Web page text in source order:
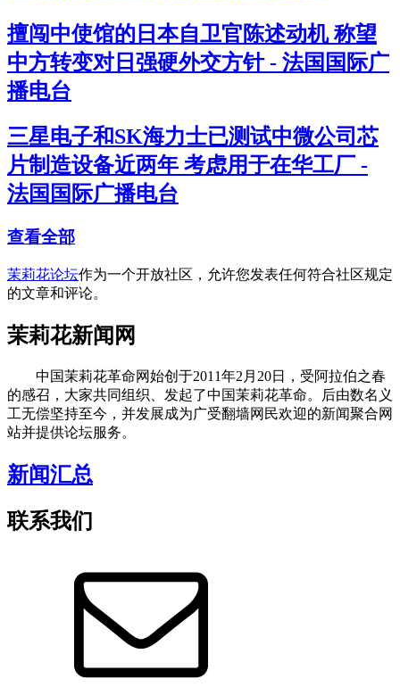
擅闯中使馆的日本自卫官陈述动机 称望
中方转变对日强硬外交方针 - 法国国际广
播电台
三星电子和SK海力士已测试中微公司芯
片制造设备近两年 考虑用于在华工厂 -
法国国际广播电台
查看全部
茉莉花论坛作为一个开放社区，允许您发表任何符合社区规定
的文章和评论。
茉莉花新闻网
中国茉莉花革命网始创于2011年2月20日，受阿拉伯之春
的感召，大家共同组织、发起了中国茉莉花革命。后由数名义
工无偿坚持至今，并发展成为广受翻墙网民欢迎的新闻聚合网
站并提供论坛服务。
新闻汇总
联系我们